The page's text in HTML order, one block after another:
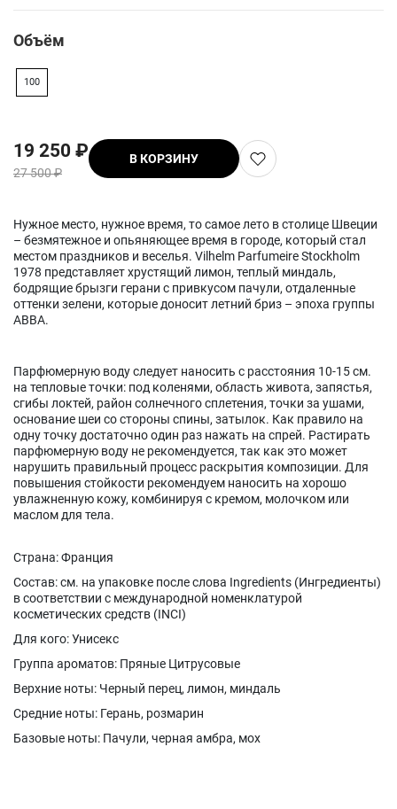
Объём
100
27 500 ₽
19 250 ₽ В КОРЗИНУ
Нужное место, нужное время, то самое лето в столице Швеции
– безмятежное и опьяняющее время в городе, который стал
местом праздников и веселья. Vilhelm Parfumeire Stockholm
1978 представляет хрустящий лимон, теплый миндаль,
бодрящие брызги герани с привкусом пачули, отдаленные
оттенки зелени, которые доносит летний бриз – эпоха группы
ABBA.
Парфюмерную воду следует наносить с расстояния 10-15 см.
на тепловые точки: под коленями, область живота, запястья,
сгибы локтей, район солнечного сплетения, точки за ушами,
основание шеи со стороны спины, затылок. Как правило на
одну точку достаточно один раз нажать на спрей. Растирать
парфюмерную воду не рекомендуется, так как это может
нарушить правильный процесс раскрытия композиции. Для
повышения стойкости рекомендуем наносить на хорошо
увлажненную кожу, комбинируя с кремом, молочком или
маслом для тела.
Страна: Франция
Состав: см. на упаковке после слова Ingredients (Ингредиенты)
в соответствии с международной номенклатурой
косметических средств (INCI)
Для кого: Унисекс
Группа ароматов: Пряные Цитрусовые
Верхние ноты: Черный перец, лимон, миндаль
Средние ноты: Герань, розмарин
Базовые ноты: Пачули, черная амбра, мох